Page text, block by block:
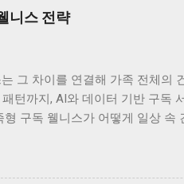
독 서비스를 선물한 뒤, 매주 리
라는 점에서 의료계의 관심이
‘데이터 통합’입니다. 가족 구
이터는 의료진에게도 유용합
하고 있습니다. 저희 집도 가족
게 만들어줍니다. 전문가들이
니스 전략
그 차이를 연결해 가족 전체의
턴까지, AI와 데이터 기반 구독
구독 웰니스가 어떻게 일상 속
이 문제이며, 아이들은 성장과
데이터를 통해 세대별 건강 패